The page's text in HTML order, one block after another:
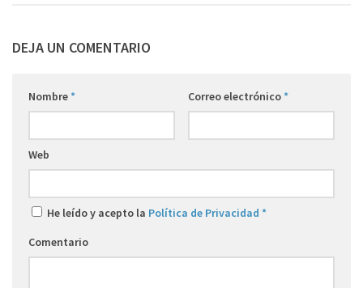
DEJA UN COMENTARIO
Nombre* Correo electrónico*
Web
He leído y acepto la Política de Privacidad *
Comentario